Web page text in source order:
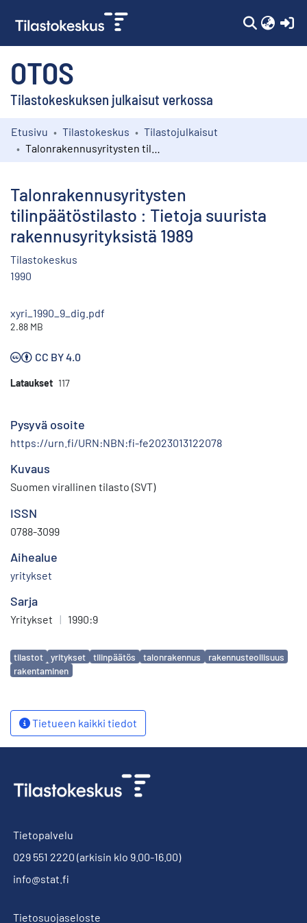
OTOS
Tilastokeskuksen julkaisut verkossa
Kokoelmat
Etusivu Tilastokeskus
Tilastojulkaisut
Talonrakennusyritysten
tilinpäätöstilasto : Tietoja suurista
rakennusyrityksistä 1989
Tilastokeskus
1990
xyri_1990_9_dig.pdf
2.88 MB
CC BY 4.0
Lataukset 117
Pysyvä osoite
https://urn.fi/URN:NBN:fi-fe2023013122078
Kuvaus
Suomen virallinen tilasto (SVT)
ISSN
0788-3099
Aihealue
yritykset
Sarja
Yritykset | 1990:9
Avainsanat
tilastot yritykset tilinpäätös talonrakennus
rakennusteollisuus
rakentaminen
Tietueen kaikki tiedot
Tietopalvelu
029 551 2220 (arkisin klo 9.00-16.00)
info@stat.fi
Tietosuojaseloste